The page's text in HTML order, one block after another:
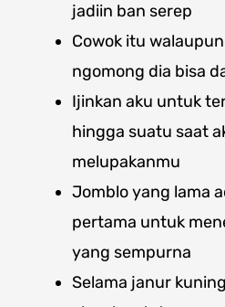
jadiin ban serep
Cowok itu
ngomong dia bisa
Ijinkan aku untuk
hingga suatu saat
melupakanmu
Jomblo yang lama
pertama untuk
yang sempurna
Selama janur